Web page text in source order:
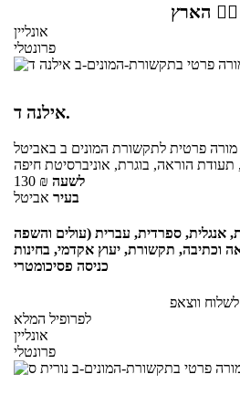
הארץ 👇🏼
אונליין
פרונטלי
אילנה ד.
מורה פרטית לתקשורת המונים ב באביטל
תעודת הוראה, בוגרת, אוניברסיטת חיפה
130 ₪ לשעה
בעיר אביטל
אנגלית, ספרדית, עברית (עולים והשפה
וכתיבה, תקשורת, יעוץ אקדמי, בחינות
כניסה פסיכומטרי
לשלוח ווצאפ
לפרופיל המלא
אונליין
פרונטלי